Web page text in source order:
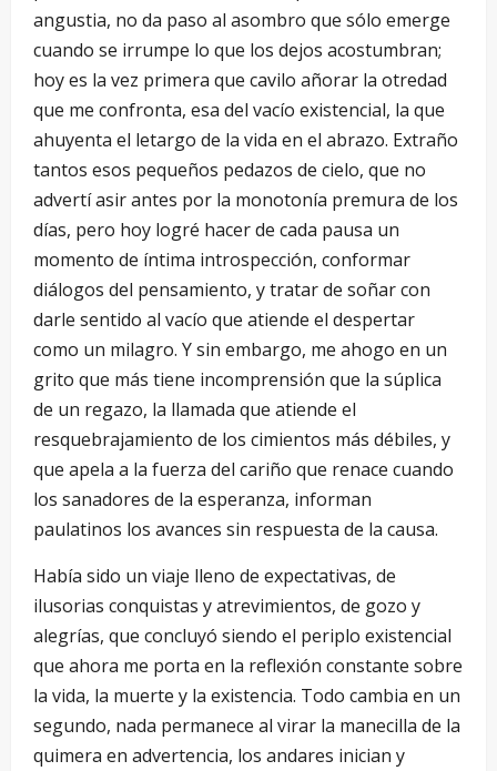
angustia, no da paso al asombro que sólo emerge
cuando se irrumpe lo que los dejos acostumbran;
hoy es la vez primera que cavilo añorar la otredad
que me confronta, esa del vacío existencial, la que
ahuyenta el letargo de la vida en el abrazo. Extraño
tantos esos pequeños pedazos de cielo, que no
advertí asir antes por la monotonía premura de los
días, pero hoy logré hacer de cada pausa un
momento de íntima introspección, conformar
diálogos del pensamiento, y tratar de soñar con
darle sentido al vacío que atiende el despertar
como un milagro. Y sin embargo, me ahogo en un
grito que más tiene incomprensión que la súplica
de un regazo, la llamada que atiende el
resquebrajamiento de los cimientos más débiles, y
que apela a la fuerza del cariño que renace cuando
los sanadores de la esperanza, informan
paulatinos los avances sin respuesta de la causa.
Había sido un viaje lleno de expectativas, de
ilusorias conquistas y atrevimientos, de gozo y
alegrías, que concluyó siendo el periplo existencial
que ahora me porta en la reflexión constante sobre
la vida, la muerte y la existencia. Todo cambia en un
segundo, nada permanece al virar la manecilla de la
quimera en advertencia, los andares inician y